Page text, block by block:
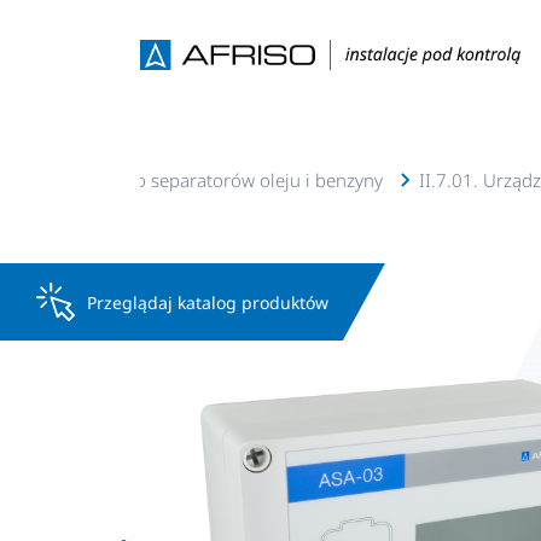
alarmujące do separatorów oleju i benzyny II.7.01.
Przeglądaj katalog produktów